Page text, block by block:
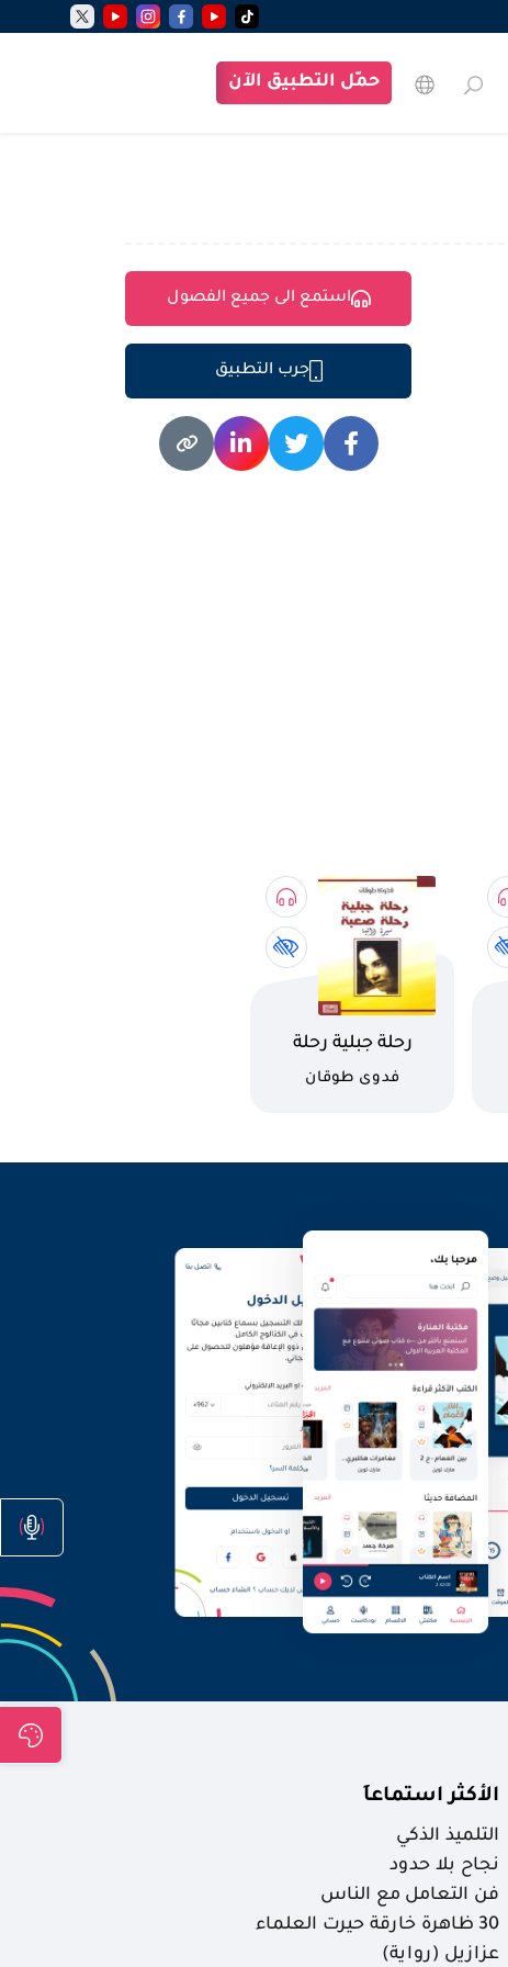
حمّل التطبيق الآن
استمع الى جميع الفصول
جرب التطبيق
اسم الكتاب
رحلة جبلية رحلة
صعبة: سيرة ذاتية
كاتب
فدوى طوقان
الأكثر استماعاَ
التلميذ الذكي
نجاح بلا حدود
فن التعامل مع الناس
30 ظاهرة خارقة حيرت العلماء
عزازيل (رواية)